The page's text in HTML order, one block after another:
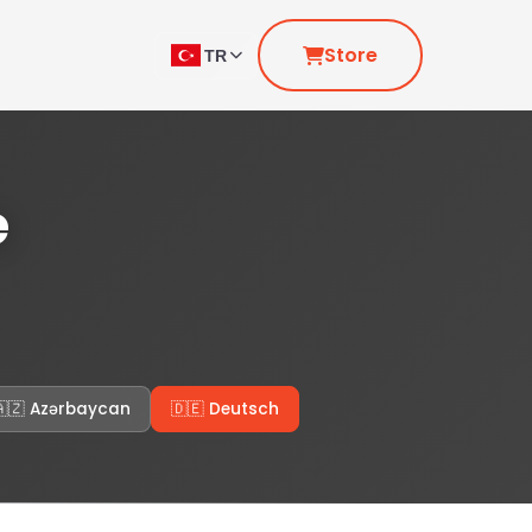
TR Store
Azərbaycan 🇩🇪 Deutsch